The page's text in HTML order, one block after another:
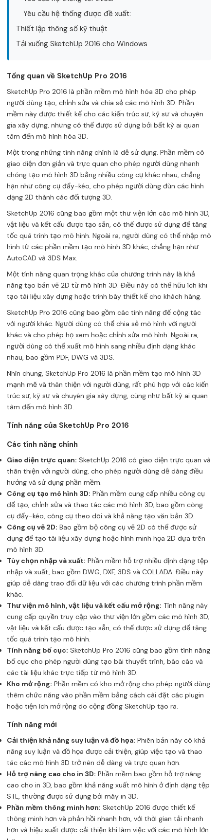
Yêu cầu hệ thống được đề xuất:
Thiết lập thông số kỹ thuật
Tải xuống SketchUp 2016 cho Windows
Tổng quan về SketchUp Pro 2016
SketchUp Pro 2016 là phần mềm mô hình hóa 3D cho phép
người dùng tạo, chỉnh sửa và chia sẻ các mô hình 3D. Phần
mềm này được thiết kế cho các kiến ​​trúc sư, kỹ sư và chuyên
gia xây dựng, nhưng có thể được sử dụng bởi bất kỳ ai quan
tâm đến mô hình hóa 3D.
Một trong những tính năng chính là dễ sử dụng. Phần mềm có
giao diện đơn giản và trực quan cho phép người dùng nhanh
chóng tạo mô hình 3D bằng nhiều công cụ khác nhau, chẳng
hạn như công cụ đẩy-kéo, cho phép người dùng đùn các hình
dạng 2D thành các đối tượng 3D.
SketchUp 2016 cũng bao gồm một thư viện lớn các mô hình 3D,
vật liệu và kết cấu được tạo sẵn, có thể được sử dụng để tăng
tốc quá trình tạo mô hình. Ngoài ra, người dùng có thể nhập mô
hình từ các phần mềm tạo mô hình 3D khác, chẳng hạn như
AutoCAD và 3DS Max.
Một tính năng quan trọng khác của chương trình này là khả
năng tạo bản vẽ 2D từ mô hình 3D. Điều này có thể hữu ích khi
tạo tài liệu xây dựng hoặc trình bày thiết kế cho khách hàng.
SketchUp Pro 2016 cũng bao gồm các tính năng để cộng tác
với người khác. Người dùng có thể chia sẻ mô hình với người
khác và cho phép họ xem hoặc chỉnh sửa mô hình. Ngoài ra,
người dùng có thể xuất mô hình sang nhiều định dạng khác
nhau, bao gồm PDF, DWG và 3DS.
Nhìn chung, SketchUp Pro 2016 là phần mềm tạo mô hình 3D
mạnh mẽ và thân thiện với người dùng, rất phù hợp với các kiến ​​
trúc sư, kỹ sư và chuyên gia xây dựng, cũng như bất kỳ ai quan
tâm đến mô hình 3D.
Tính năng của SketchUp Pro 2016
Các tính năng chính
Giao diện trực quan: SketchUp 2016 có giao diện trực quan và
thân thiện với người dùng, cho phép người dùng dễ dàng điều
hướng và sử dụng phần mềm.
Công cụ tạo mô hình 3D: Phần mềm cung cấp nhiều công cụ
để tạo, chỉnh sửa và thao tác các mô hình 3D, bao gồm công
cụ đẩy-kéo, công cụ theo dõi và khả năng tạo văn bản 3D.
Công cụ vẽ 2D: Bao gồm bộ công cụ vẽ 2D có thể được sử
dụng để tạo tài liệu xây dựng hoặc hình minh họa 2D dựa trên
mô hình 3D.
Tùy chọn nhập và xuất: Phần mềm hỗ trợ nhiều định dạng tệp
nhập và xuất, bao gồm DWG, DXF, 3DS và COLLADA. Điều này
giúp dễ dàng trao đổi dữ liệu với các chương trình phần mềm
khác.
Thư viện mô hình, vật liệu và kết cấu mở rộng: Tính năng này
cung cấp quyền truy cập vào thư viện lớn gồm các mô hình 3D,
vật liệu và kết cấu được tạo sẵn, có thể được sử dụng để tăng
tốc quá trình tạo mô hình.
Tính năng bố cục: SketchUp Pro 2016 cũng bao gồm tính năng
bố cục cho phép người dùng tạo bài thuyết trình, báo cáo và
các tài liệu khác trực tiếp từ mô hình 3D.
Kho mở rộng: Phần mềm có kho mở rộng cho phép người dùng
thêm chức năng vào phần mềm bằng cách cài đặt các plugin
hoặc tiện ích mở rộng do cộng đồng SketchUp tạo ra.
Tính năng mới
Cải thiện khả năng suy luận và đồ họa: Phiên bản này có khả
năng suy luận và đồ họa được cải thiện, giúp việc tạo và thao
tác các mô hình 3D trở nên dễ dàng và trực quan hơn.
Hỗ trợ nâng cao cho in 3D: Phần mềm bao gồm hỗ trợ nâng
cao cho in 3D, bao gồm khả năng xuất mô hình ở định dạng tệp
STL, thường được sử dụng bởi máy in 3D.
Phần mềm thông minh hơn: SketchUp 2016 được thiết kế
thông minh hơn và phản hồi nhanh hơn, với thời gian tải nhanh
hơn và hiệu suất được cải thiện khi làm việc với các mô hình lớn